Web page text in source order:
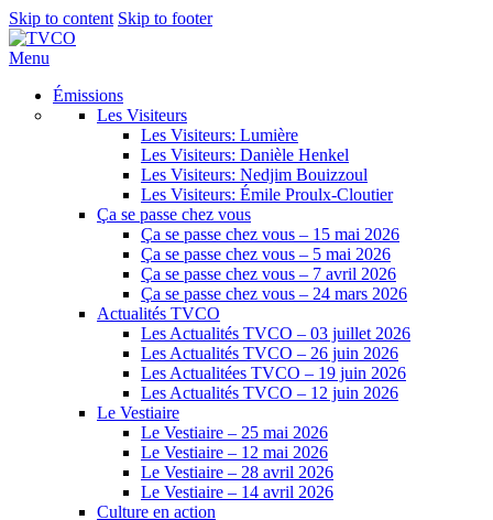
Skip to content Skip to footer
Menu
Émissions
Les Visiteurs
Les Visiteurs: Lumière
Les Visiteurs: Danièle Henkel
Les Visiteurs: Nedjim Bouizzoul
Les Visiteurs: Émile Proulx-Cloutier
Ça se passe chez vous
Ça se passe chez vous – 15 mai 2026
Ça se passe chez vous – 5 mai 2026
Ça se passe chez vous – 7 avril 2026
Ça se passe chez vous – 24 mars 2026
Actualités TVCO
Les Actualités TVCO – 03 juillet 2026
Les Actualités TVCO – 26 juin 2026
Les Actualitées TVCO – 19 juin 2026
Les Actualités TVCO – 12 juin 2026
Le Vestiaire
Le Vestiaire – 25 mai 2026
Le Vestiaire – 12 mai 2026
Le Vestiaire – 28 avril 2026
Le Vestiaire – 14 avril 2026
Culture en action